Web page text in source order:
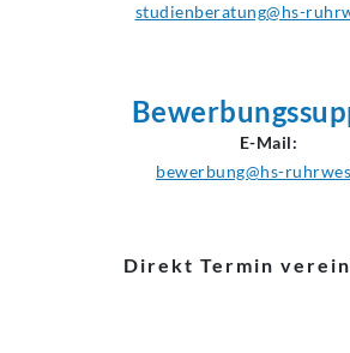
studienberatung@hs-
E-Mail:
bewerbung@hs-
Direkt Termin